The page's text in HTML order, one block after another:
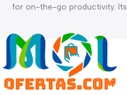
for on-the-go productivity. Its
performance, while its slim
design makes it easy to carry
anywhere.